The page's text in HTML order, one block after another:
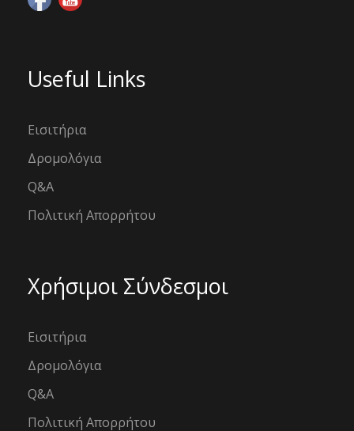
Useful Links
Εισιτήρια
Δρομολόγια
Q&A
Πολιτική Απορρήτου
Χρήσιμοι Σύνδεσμοι
Εισιτήρια
Δρομολόγια
Q&A
Πολιτική Απορρήτου